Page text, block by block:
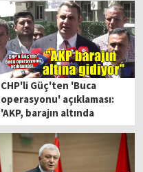
CHP'li Güç'ten 'Buca
operasyonu' açıklaması:
'AKP, barajın altında
kalacağı sürece gidiyor'